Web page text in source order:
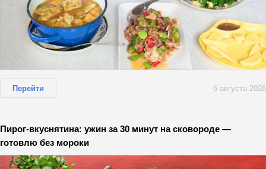
Перейти 6 августа 2026
Пирог-вкуснятина: ужин за 30 минут на сковороде —
готовлю без мороки